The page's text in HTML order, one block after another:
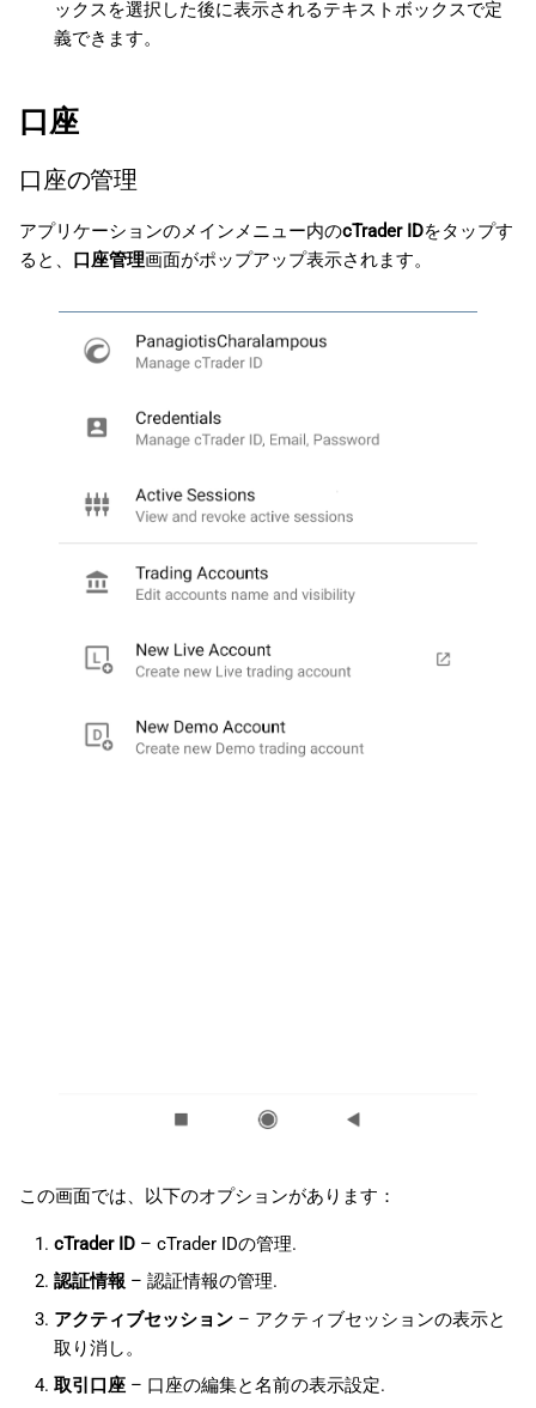
ックスを選択した後に表示されるテキストボックスで定
義できます。
口座
口座の管理
アプリケーションのメインメニュー内のcTrader IDをタップす
ると、 口座管理画面がポップアップ表示されます。
この画面では、以下のオプションがあります：
cTrader ID– cTrader IDの管理.
認証情報 – 認証情報の管理.
アクティブセッション– アクティブセッションの表示と
取り消し。
取引口座– 口座の編集と名前の表示設定.